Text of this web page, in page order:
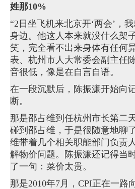
姓那10%
“2日坐飞机来北京开‘两会’，
身边。他这人本来就没什么架
笑，完全看不出来身体有任何
表、杭州市人大常委会副主任
音很低，像是在自言自语。
在一段沉默后，陈振濂开始向
断。
那是邵占维到任杭州市长第二
碰到邵占维，于是很随意地聊
维带着几个相关职能部门负责
解物价问题。陈振濂还记得当
了一句：菜价太贵。
那是2010年7月，CPI正在一路